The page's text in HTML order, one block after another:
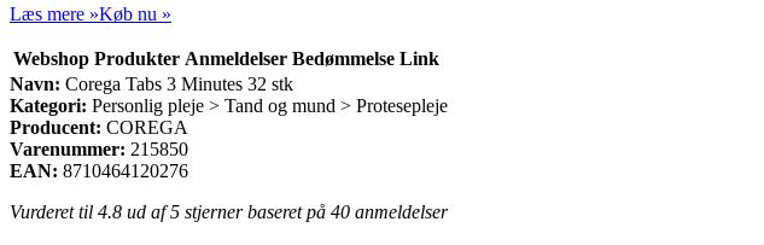
Læs mere »Køb nu »
Webshop Produkter Anmeldelser Bedømmelse Link
Navn: Corega Tabs 3 Minutes 32 stk
Kategori: Personlig pleje > Tand og mund > Protesepleje
Producent: COREGA
Varenummer: 215850
EAN: 8710464120276
Vurderet til 4.8 ud af 5 stjerner baseret på 40 anmeldelser